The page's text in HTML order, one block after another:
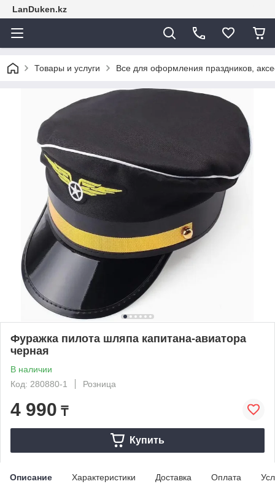
LanDuken.kz
Товары и услуги Все для оформления праздников,
Фуражка пилота шляпа капитана-авиатора
черная
В наличии
Код: 280880-1
Розница
4 990 ₸
Купить
Описание Характеристики Доставка Оплата